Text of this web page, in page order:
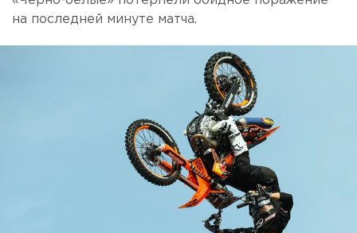
на последней минуте матча.